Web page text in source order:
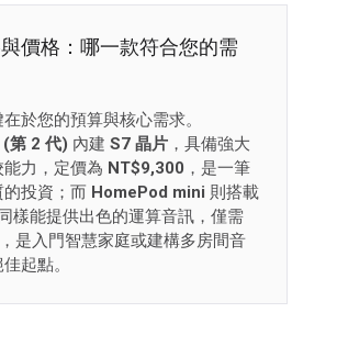
價格：哪一款符合您的需
於您的預算與核心需求。
第 2 代) 內建 S7 晶片 ，具備強大
力，定價為 NT$9,300 ，是一筆
投資；而 HomePod mini 則搭載
樣能提供出色的運算音訊，僅需
，是入門智慧家庭或建構多房間音
起點。